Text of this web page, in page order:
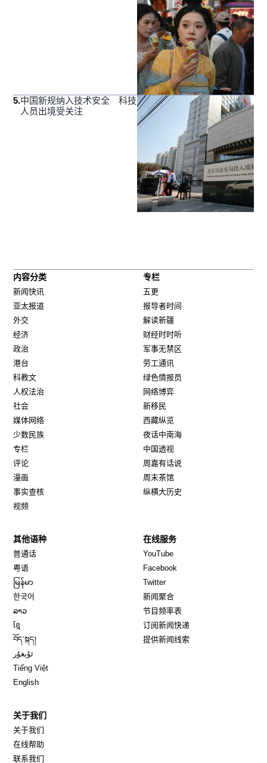
5.中国新规纳入技术安全 科技
人员出境受关注
内容分类
新闻快讯
亚太报道
外交
经济
政治
港台
科教文
人权法治
社会
媒体网络
少数民族
专栏
评论
漫画
事实查核
视频
专栏
五更
报导者时间
解读新疆
财经时时听
军事无禁区
劳工通讯
绿色情报员
网络博弈
新移民
西藏纵览
夜话中南海
中国透视
周嘉有话说
周末茶馆
纵横大历史
其他语种
普通话
粤语
မြန်မာ
한국어
ລາວ
ខ្មែ
བོད་སྐད།
ئۇيغۇر
Tiếng Việt
English
在线服务
YouTube
Facebook
TwitterOpens in new window
新闻聚合
节目频率表
订阅新闻快递
提供新闻线索
关于我们
关于我们
在线帮助
联系我们